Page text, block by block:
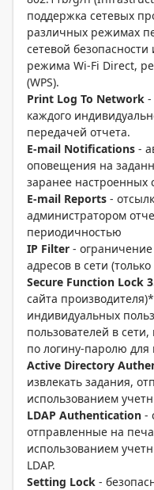
поддержка сетевых
различных режимах
сетевой
режима Wi-Fi Direct,
(WPS).
Print Log To Network -
каждого
передачей отчета.
E-mail Notifications -
оповещения на
заранее настроенных
E-mail Reports -
администратором
периодичностью
IP Filter -
адресов в сети (только
Secure Function Lock
сайта
индивидуальных
пользователей в
по логину-паролю для
Active Directory
извлекать задания,
использованием
LDAP Authentication -
отправленные на
использованием
LDAP.
Setting Lock -